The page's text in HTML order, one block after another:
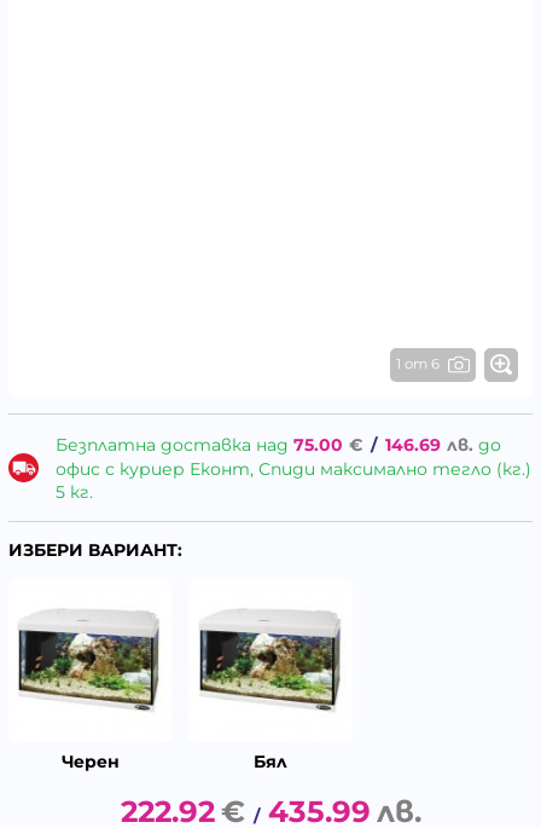
1 от 6
Безплатна доставка над 75.00 € / 146.69 лв. до
офис с куриер Еконт, Спиди максимално тегло (кг.)
5 кг.
ИЗБЕРИ ВАРИАНТ:
Черен Бял
222.92€ / 435.99 лв.